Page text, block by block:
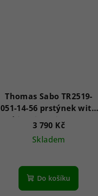
Thomas Sabo TR2519-
051-14-56 prstýnek with
white zirconia stones
Silver
3 790 Kč
Skladem
Do košíku